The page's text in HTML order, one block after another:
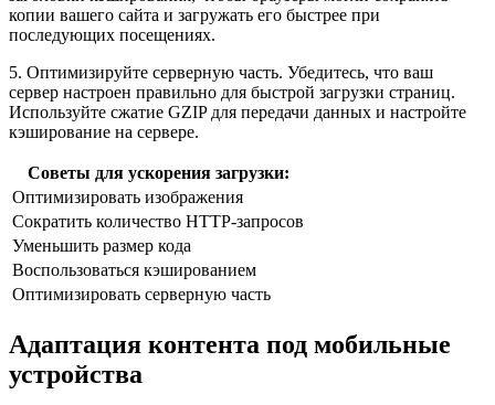
копии вашего сайта и загружать его быстрее при
последующих посещениях.
5. Оптимизируйте серверную часть. Убедитесь, что ваш
сервер настроен правильно для быстрой загрузки страниц.
Используйте сжатие GZIP для передачи данных и настройте
кэширование на сервере.
Советы для ускорения загрузки:
Оптимизировать изображения
Сократить количество HTTP-запросов
Уменьшить размер кода
Воспользоваться кэшированием
Оптимизировать серверную часть
Адаптация контента под мобильные
устройства